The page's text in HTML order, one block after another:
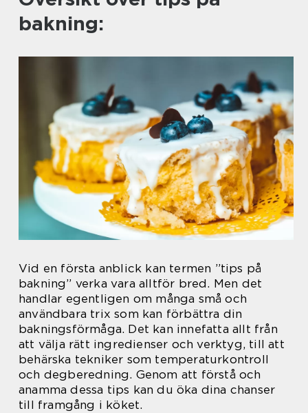
bakning:
Vid en första anblick kan termen ”tips på
bakning” verka vara alltför bred. Men det
handlar egentligen om många små och
användbara trix som kan förbättra din
bakningsförmåga. Det kan innefatta allt från
att välja rätt ingredienser och verktyg, till att
behärska tekniker som temperaturkontroll
och degberedning. Genom att förstå och
anamma dessa tips kan du öka dina chanser
till framgång i köket.